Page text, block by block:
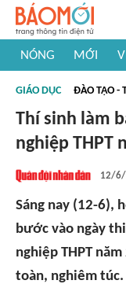
NÓNG MỚI
#Khám phá Việt Nam
GIÁO DỤC ĐÀO TẠO -
Thí sinh làm
nghiệp THPT
12/
Sáng nay (12-6),
bước vào ngày
nghiệp THPT
toàn, nghiêm túc.